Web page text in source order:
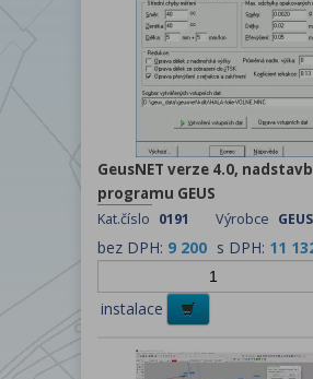
GeusNET verze 4.0,
programu GEUS
Kat.číslo 0191 Výrobce
bez DPH: 9 200 s DPH: 11
instalace